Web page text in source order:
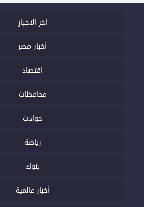
اخر الاخبار
أخبار مصر
اقتصاد
محافظات
حوادث
رياضة
بنوك
أخبار عالمية